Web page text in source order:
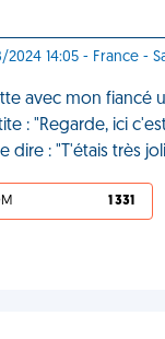
14:05 - France -
avec mon fiancé
: "Regarde, ici
dire : "T'étais très
1 331